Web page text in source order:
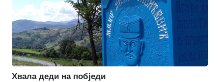
Хвала деди на побједи